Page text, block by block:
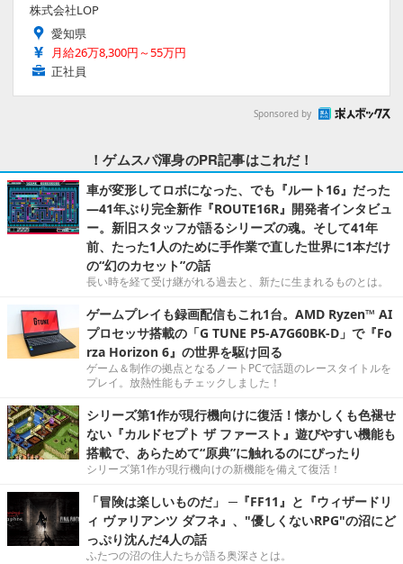
株式会社LOP
愛知県
月給26万8,300円～55万円
正社員
Sponsored by
！ゲムスパ渾身のPR記事はこれだ！
車が変形してロボになった、でも『ルート16』だった
―41年ぶり完全新作『ROUTE16R』開発者インタビュ
ー。新旧スタッフが語るシリーズの魂。そして41年
前、たった1人のために手作業で直した世界に1本だけ
の“幻のカセット”の話
長い時を経て受け継がれる過去と、新たに生まれるものとは。
ゲームプレイも録画配信もこれ1台。AMD Ryzen™ AI
プロセッサ搭載の「G TUNE P5-A7G60BK-D」で『Fo
rza Horizon 6』の世界を駆け回る
ゲーム＆制作の拠点となるノートPCで話題のレースタイトルを
プレイ。放熱性能もチェックしました！
シリーズ第1作が現行機向けに復活！懐かしくも色褪せ
ない『カルドセプト ザ ファースト』遊びやすい機能も
搭載で、あらためて“原典”に触れるのにぴったり
シリーズ第1作が現行機向けの新機能を備えて復活！
「冒険は楽しいものだ」 ─『FF11』と『ウィザードリ
ィ ヴァリアンツ ダフネ』、"優しくないRPG"の沼にど
っぷり沈んだ4人の話
ふたつの沼の住人たちが語る奥深さとは。